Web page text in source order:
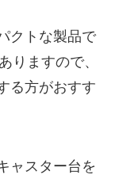
クトな製品で
ありますので、
る方がおすす
ャスター台を